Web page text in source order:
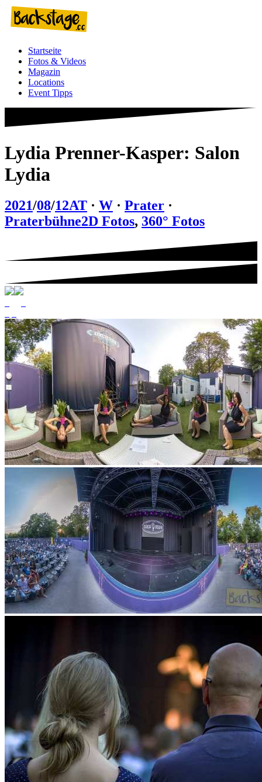
Zum
Inhalt
springen
Startseite
Fotos & Videos
Magazin
Locations
Event Tipps
Lydia Prenner-Kasper: Salon
Lydia
2021/08/12AT · W · Prater ·
Praterbühne2D Fotos, 360° Fotos